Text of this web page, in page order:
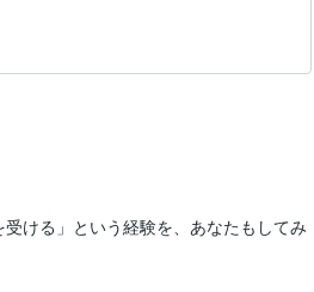
ける」という経験を、あなたもしてみ